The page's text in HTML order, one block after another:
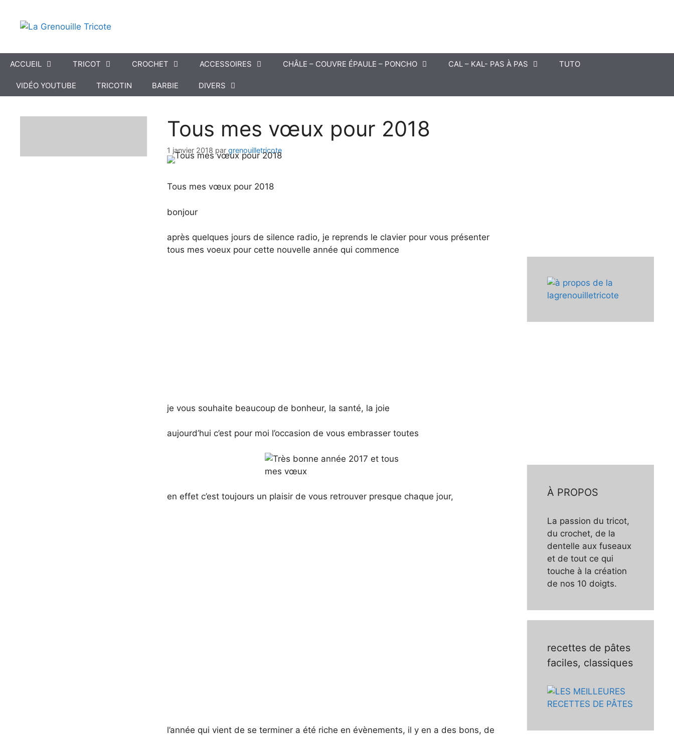
contenu
ACCUEIL TRICOT CROCHET ACCESSOIRES CHÂLE – COUVRE ÉPAULE – PONCHO CAL – KAL- PAS À PAS TUTO
VIDÉO YOUTUBE TRICOTIN BARBIE DIVERS
Tous mes vœux pour 2018
1 janvier 2018 par grenouilletricote
Tous mes vœux pour 2018
bonjour
après quelques jours de silence radio, je reprends le clavier pour vous présenter
tous mes voeux pour cette nouvelle année qui commence
je vous souhaite beaucoup de bonheur, la santé, la joie
aujourd’hui c’est pour moi l’occasion de vous embrasser toutes
en effet c’est toujours un plaisir de vous retrouver presque chaque jour,
l’année qui vient de se terminer a été riche en évènements, il y en a des bons, de
À PROPOS
La passion du tricot,
du crochet, de la
dentelle aux fuseaux
et de tout ce qui
touche à la création
de nos 10 doigts.
recettes de pâtes
faciles, classiques